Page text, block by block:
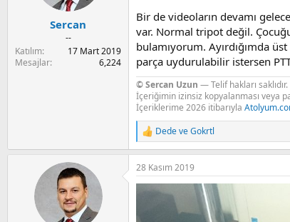
:
Sercan
--
Katılım
17 Mart 2019
Mesajlar
6,224
Bir de videoların devamı
var. Normal tripot değil.
bulamıyorum. Ayırdığımda
parça uydurulabilir istersen
© Sercan Uzun — Telif hakları saklıdır.
İçeriğimin izinsiz kopyalanması veya
İçeriklerime 2026 itibarıyla
R
e
a
c
t
DedeveGokrtl
28 Kasım 2019